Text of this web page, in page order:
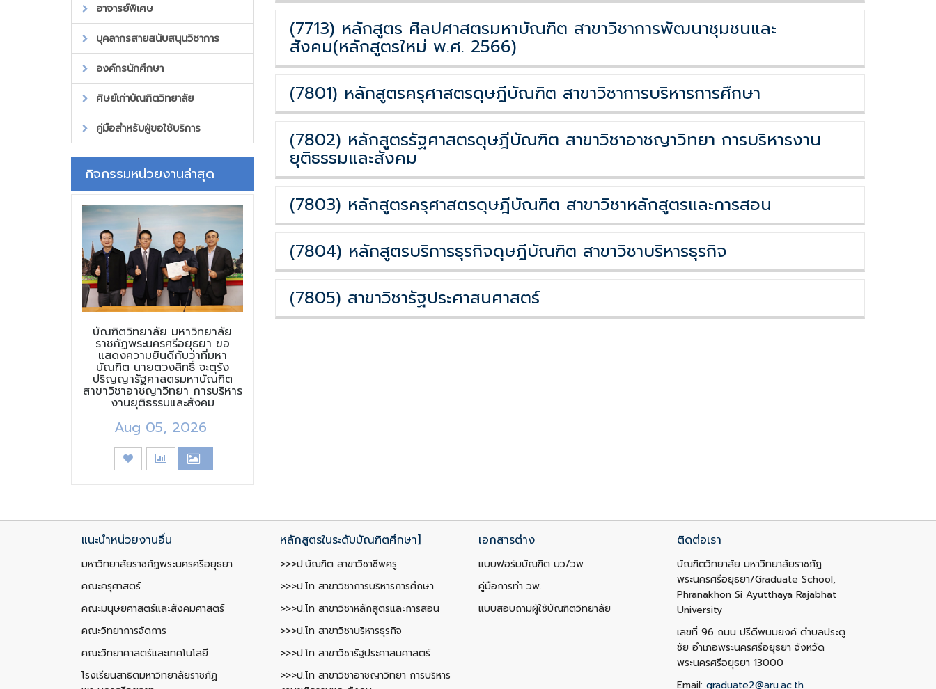
อาจารย์พิเศษ
บุคลากรสายสนับสนุนวิชาการ
องค์กรนักศึกษา
ศิษย์เก่าบัณฑิตวิทยาลัย
คู่มือสำหรับผู้ขอใช้บริการ
กิจกรรมหน่วยงานล่าสุด
บัณฑิตวิทยาลัย มหาวิทยาลัย
ราชภัฏพระนครศรีอยุธยา ขอ
แสดงความยินดีกับว่าที่มหา
บัณฑิต นายตวงสิทธิ์ จะตุรัง
ปริญญารัฐศาสตรมหาบัณฑิต
สาขาวิชาอาชญาวิทยา การบริหาร
งานยุติธรรมและสังคม
Aug 05, 2026
(7713) หลักสูตร ศิลปศาสตรมหาบัณฑิต สาขาวิชาการพัฒนาชุมชนและ
สังคม(หลักสูตรใหม่ พ.ศ. 2566)
(7801) หลักสูตรครุศาสตรดุษฎีบัณฑิต สาขาวิชาการบริหารการศึกษา
(7802) หลักสูตรรัฐศาสตรดุษฎีบัณฑิต สาขาวิชาอาชญาวิทยา การบริหารงาน
ยุติธรรมและสังคม
(7803) หลักสูตรครุศาสตรดุษฎีบัณฑิต สาขาวิชาหลักสูตรและการสอน
(7804) หลักสูตรบริการธุรกิจดุษฎีบัณฑิต สาขาวิชาบริหารธุรกิจ
(7805) สาขาวิชารัฐประศาสนศาสตร์
แนะนำหน่วยงานอื่น
มหาวิทยาลัยราชภัฏพระนครศรีอยุธยา
คณะครุศาสตร์
คณะมนุษยศาสตร์และสังคมศาสตร์
คณะวิทยาการจัดการ
คณะวิทยาศาสตร์และเทคโนโลยี
โรงเรียนสาธิตมหาวิทยาลัยราชภัฏ
หลักสูตรในระดับบัณฑิตศึกษา]
>>>ป.บัณฑิต สาขาวิชาชีพครู
>>>ป.โท สาขาวิชาการบริหารการศึกษา
>>>ป.โท สาขาวิชาหลักสูตรและการสอน
>>>ป.โท สาขาวิชาบริหารธุรกิจ
>>>ป.โท สาขาวิชารัฐประศาสนศาสตร์
>>>ป.โท สาขาวิชาอาชญาวิทยา การบริหาร
เอกสารต่าง
แบบฟอร์มบัณฑิต บว/วพ
คู่มือการทำ วพ.
แบบสอบถามผู้ใช้บัณฑิตวิทยาลัย
ติดต่อเรา
บัณฑิตวิทยาลัย มหาวิทยาลัยราชภัฏ
พระนครศรีอยุธยา/Graduate School,
Phranakhon Si Ayutthaya Rajabhat
University
เลขที่ 96 ถนน ปรีดีพนมยงค์ ตำบลประตู
ชัย อำเภอพระนครศรีอยุธยา จังหวัด
พระนครศรีอยุธยา 13000
Email: graduate2@aru.ac.th